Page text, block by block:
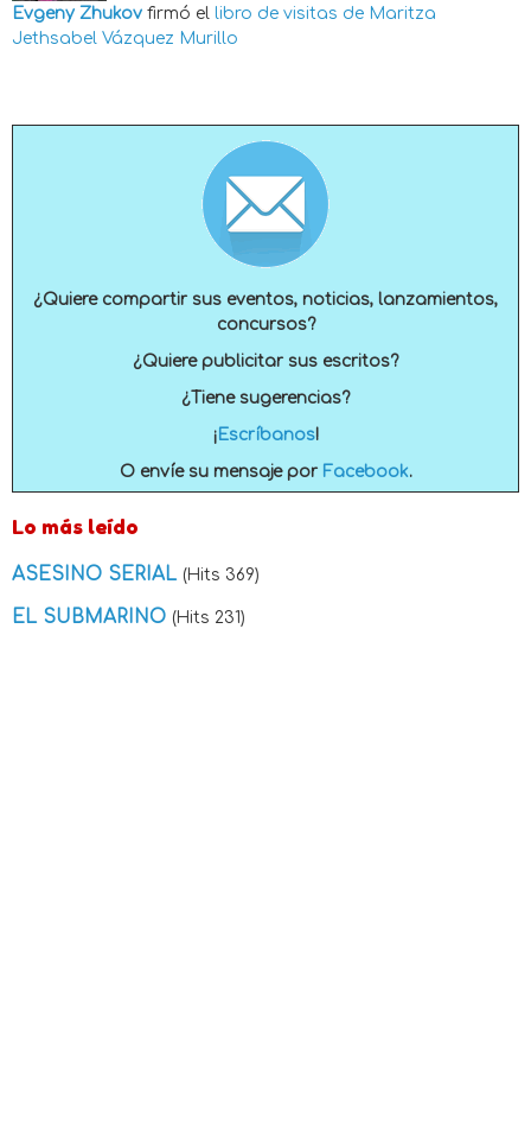
Evgeny Zhukov firmó el libro de visitas de Maritza
Jethsabel Vázquez Murillo
¿Quiere compartir sus eventos, noticias, lanzamientos,
concursos?
¿Quiere publicitar sus escritos?
¿Tiene sugerencias?
¡ Escríbanos!
O envíe su mensaje por Facebook.
Lo más leído
ASESINO SERIAL (Hits 369)
EL SUBMARINO (Hits 231)